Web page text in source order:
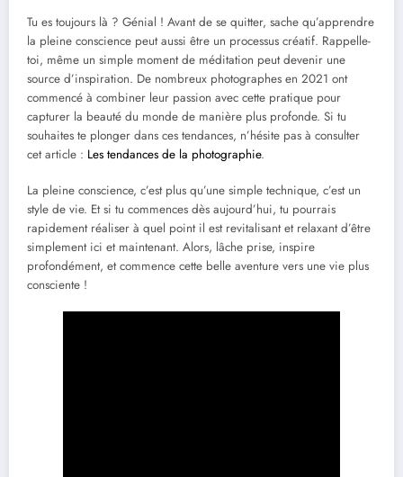
Tu es toujours là ? Génial ! Avant de se quitter, sache qu’apprendre
la pleine conscience peut aussi être un processus créatif. Rappelle-
toi, même un simple moment de méditation peut devenir une
source d’inspiration. De nombreux photographes en 2021 ont
commencé à combiner leur passion avec cette pratique pour
capturer la beauté du monde de manière plus profonde. Si tu
souhaites te plonger dans ces tendances, n’hésite pas à consulter
cet article : Les tendances de la photographie.
La pleine conscience, c’est plus qu’une simple technique, c’est un
style de vie. Et si tu commences dès aujourd’hui, tu pourrais
rapidement réaliser à quel point il est revitalisant et relaxant d’être
simplement ici et maintenant. Alors, lâche prise, inspire
profondément, et commence cette belle aventure vers une vie plus
consciente !